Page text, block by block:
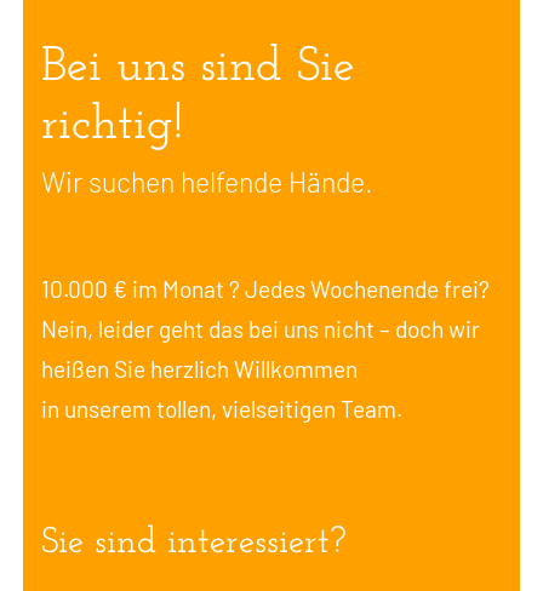
Bei uns sind Sie
richtig!
Wir suchen helfende Hände.
10.000 € im Monat ? Jedes Wochenende frei?
Nein, leider geht das bei uns nicht – doch wir
heißen Sie herzlich Willkommen
in unserem tollen, vielseitigen Team.
Sie sind interessiert?